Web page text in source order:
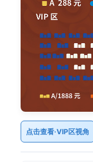
点击查看·VIP区视角